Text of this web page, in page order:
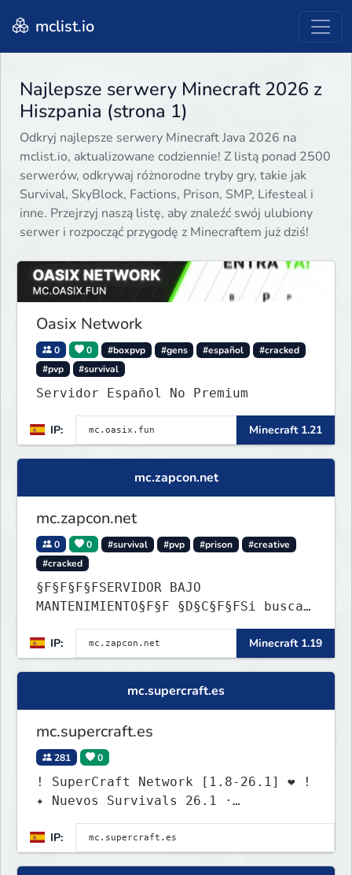
mclist.io
Najlepsze serwery Minecraft 2026 z
Hiszpania (strona 1)
Odkryj najlepsze serwery Minecraft Java 2026 na
mclist.io, aktualizowane codziennie! Z listą ponad 2500
serwerów, odkrywaj różnorodne tryby gry, takie jak
Survival, SkyBlock, Factions, Prison, SMP, Lifesteal i
inne. Przejrzyj naszą listę, aby znaleźć swój ulubiony
serwer i rozpocząć przygodę z Minecraftem już dziś!
Oasix Network
0 0 #boxpvp #gens #español
#cracked
#pvp
#survival
Servidor Español No Premium
IP: Minecraft 1.21
mc.zapcon.net
mc.zapcon.net
0 0 #survival #pvp #prison
#creative
#cracked
§F§F§F§FSERVIDOR BAJO
MANTENIMIENTO§F§F §D§C§F§FSi buscas
información ve a: dc.zapcon.net
IP:
Minecraft 1.19
mc.supercraft.es
mc.supercraft.es
281 0
! SuperCraft Network [1.8-26.1] ❤ !
✦ Nuevos Survivals 26.1 ·
discord.supercraft.es
IP: